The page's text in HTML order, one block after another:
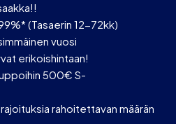
(Tasaerin 12-72kk)
vuosi
erikoishintaan!
500€ S-
rahoitettavan määrän